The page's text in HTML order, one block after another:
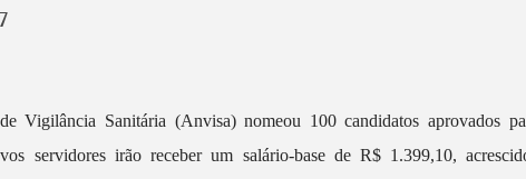
Vigilância Sanitária (Anvisa) nomeou 100 candidatos aprovados
servidores irão receber um salário-base de R$ 1.399,10,